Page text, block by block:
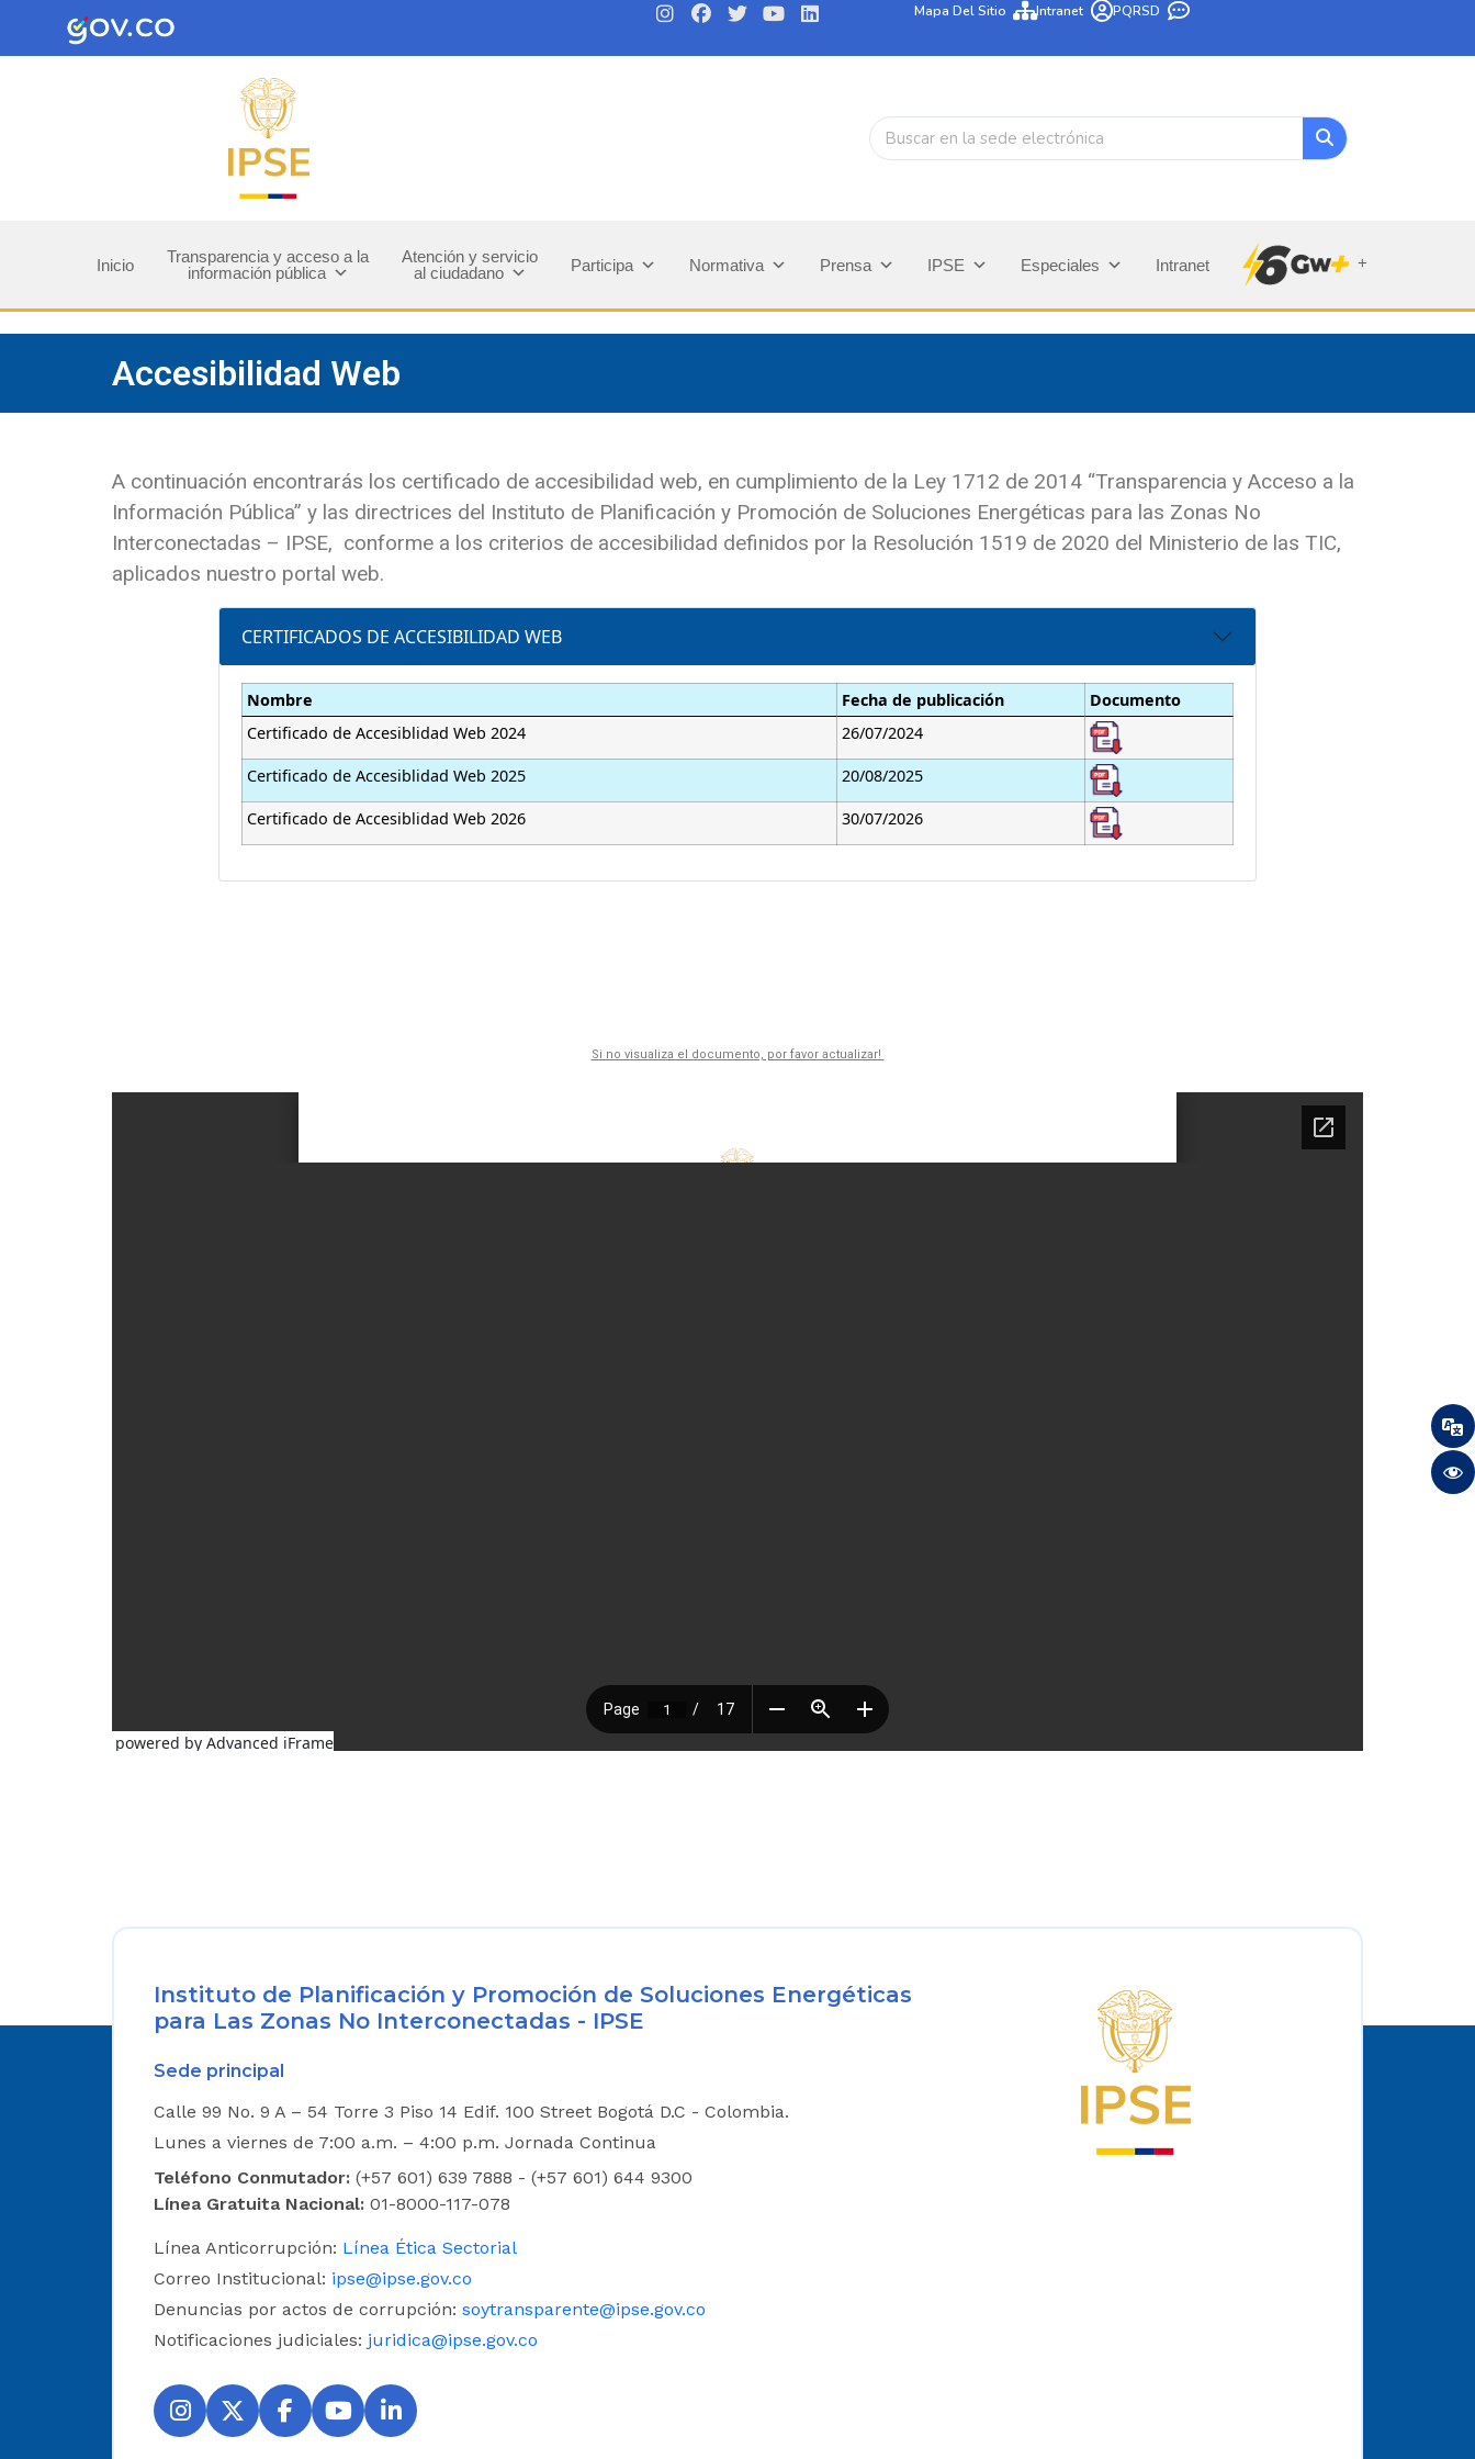
Mapa Del Sitio Intranet PQRSD
Inicio
Transparencia y acceso a la
información pública
Atención y servicio
al ciudadano
Participa Normativa Prensa IPSE Especiales Intranet +
Accesibilidad Web
A continuación encontrarás los certificado de accesibilidad web, en cumplimiento de la Ley 1712 de 2014 “Transparencia y Acceso a la
Información Pública” y las directrices del Instituto de Planificación y Promoción de Soluciones Energéticas para las Zonas No
Interconectadas – IPSE, conforme a los criterios de accesibilidad definidos por la Resolución 1519 de 2020 del Ministerio de las TIC,
aplicados nuestro portal web.
CERTIFICADOS DE ACCESIBILIDAD WEB
Nombre Fecha de publicación
Documento
Certificado de Accesiblidad Web 2024
26/07/2024
Certificado de Accesiblidad Web 2025 20/08/2025
Certificado de Accesiblidad Web 2026 30/07/2026
Si no visualiza el documento, por favor actualizar!
powered by Advanced iFrame
Instituto de Planificación y Promoción de Soluciones Energéticas
para Las Zonas No Interconectadas - IPSE
Sede principal
Calle 99 No. 9 A – 54 Torre 3 Piso 14 Edif. 100 Street Bogotá D.C - Colombia.
Lunes a viernes de 7:00 a.m. – 4:00 p.m. Jornada Continua
Teléfono Conmutador: (+57 601) 639 7888 - (+57 601) 644 9300
Línea Gratuita Nacional: 01-8000-117-078
Línea Anticorrupción: Línea Ética Sectorial
Correo Institucional: ipse@ipse.gov.co
Denuncias por actos de corrupción: soytransparente@ipse.gov.co
Notificaciones judiciales: juridica@ipse.gov.co